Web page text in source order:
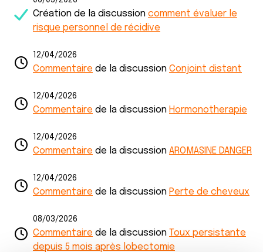
Création de la discussion comment évaluer le
risque personnel de récidive
12/04/2026
Commentaire de la discussion Conjoint distant
12/04/2026
Commentaire de la discussion Hormonotherapie
12/04/2026
Commentaire de la discussion AROMASINE DANGER
12/04/2026
Commentaire de la discussion Perte de cheveux
08/03/2026
Commentaire de la discussion Toux persistante
depuis 5 mois après lobectomie